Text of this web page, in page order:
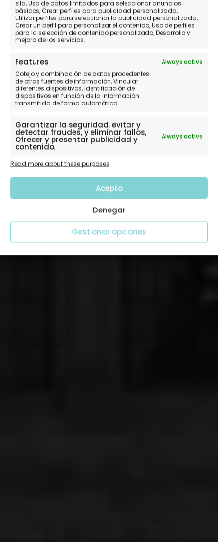
ella, Uso de datos limitados para seleccionar anuncios
básicos, Crear perfiles para publicidad personalizada,
Utilizar perfiles para seleccionar la publicidad personalizada,
Crear un perfil para personalizar el contenido, Uso de perfiles
para la selección de contenido personalizado, Desarrollo y
mejora de los servicios.
Features
Always active
Cotejo y combinación de datos procedentes
de otras fuentes de información, Vincular
diferentes dispositivos, Identificación de
dispositivos en función de la información
transmitida de forma automática.
Garantizar la seguridad, evitar y
detectar fraudes, y eliminar fallos,
Ofrecer y presentar publicidad y
contenido.
Always active
Read more about these purposes
Acepto
Denegar
Gestionar opciones
Valle del Loira
Planificación paso a paso.
Mapas e Itinerarios. Diarios de Viaje